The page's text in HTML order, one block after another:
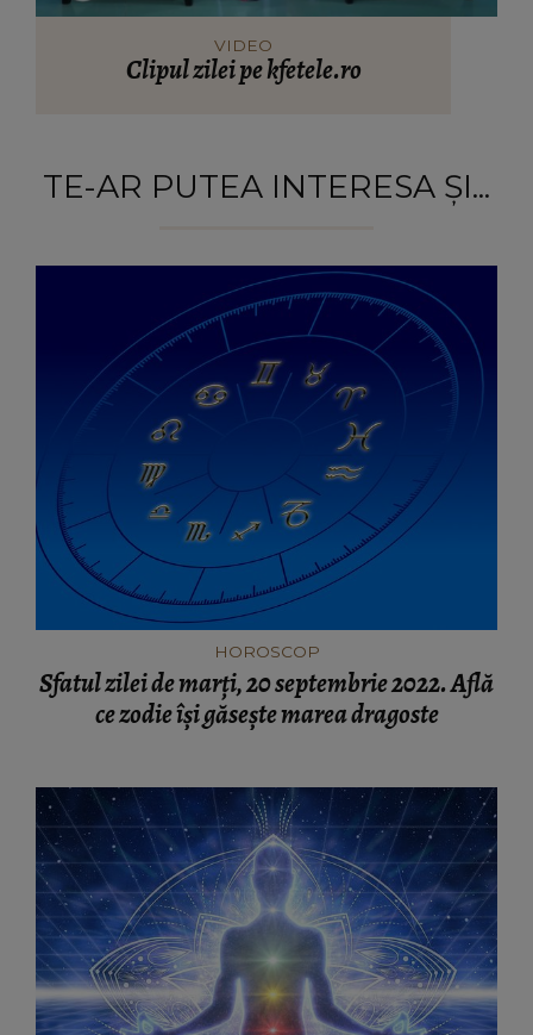
VIDEO
Clipul zilei pe kfetele.ro
TE-AR PUTEA INTERESA ȘI...
HOROSCOP
Sfatul zilei de marți, 20 septembrie 2022. Află
ce zodie își găsește marea dragoste